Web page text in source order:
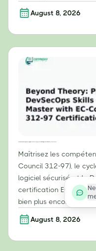
August 8, 2026
Maîtrisez les
Council 312-97), le
logiciel sécurisé et le
certification ECDE.
bien plus encore.
August 8, 2026